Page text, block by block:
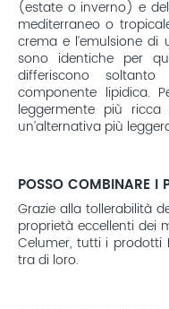
(estate o inverno) e
mediterraneo o
crema e l’emulsione di
sono identiche per
differiscono
componente lipidica.
leggermente più ricca
un’alternativa più
POSSO COMBINARE I
Grazie alla tollerabilità
proprietà eccellenti dei
Celumer, tutti i prodotti
tra di loro.